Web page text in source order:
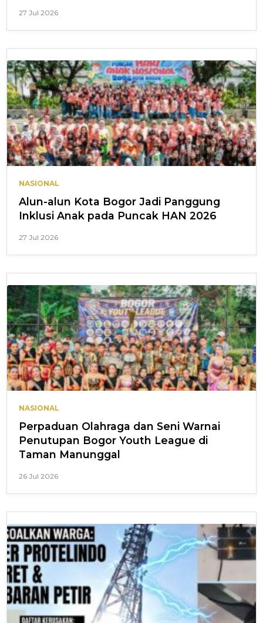
27 Jul 2026
NASIONAL
Alun-alun Kota Bogor Jadi Panggung
Inklusi Anak pada Puncak HAN 2026
27 Jul 2026
NASIONAL
Perpaduan Olahraga dan Seni Warnai
Penutupan Bogor Youth League di
Taman Manunggal
26 Jul 2026